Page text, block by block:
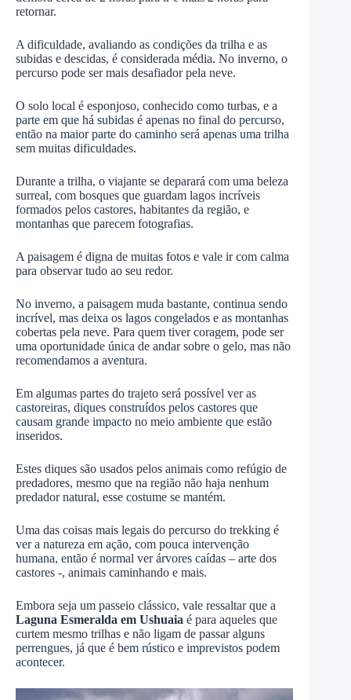
retornar.
A dificuldade, avaliando as condições da trilha e as
subidas e descidas, é considerada média. No inverno, o
percurso pode ser mais desafiador pela neve.
O solo local é esponjoso, conhecido como turbas, e a
parte em que há subidas é apenas no final do percurso,
então na maior parte do caminho será apenas uma trilha
sem muitas dificuldades.
Durante a trilha, o viajante se deparará com uma beleza
surreal, com bosques que guardam lagos incríveis
formados pelos castores, habitantes da região, e
montanhas que parecem fotografias.
A paisagem é digna de muitas fotos e vale ir com calma
para observar tudo ao seu redor.
No inverno, a paisagem muda bastante, continua sendo
incrível, mas deixa os lagos congelados e as montanhas
cobertas pela neve. Para quem tiver coragem, pode ser
uma oportunidade única de andar sobre o gelo, mas não
recomendamos a aventura.
Em algumas partes do trajeto será possível ver as
castoreiras, diques construídos pelos castores que
causam grande impacto no meio ambiente que estão
inseridos.
Estes diques são usados pelos animais como refúgio de
predadores, mesmo que na região não haja nenhum
predador natural, esse costume se mantém.
Uma das coisas mais legais do percurso do trekking é
ver a natureza em ação, com pouca intervenção
humana, então é normal ver árvores caídas – arte dos
castores -, animais caminhando e mais.
Embora seja um passeio clássico, vale ressaltar que a
Laguna Esmeralda em Ushuaia é para aqueles que
curtem mesmo trilhas e não ligam de passar alguns
perrengues, já que é bem rústico e imprevistos podem
acontecer.